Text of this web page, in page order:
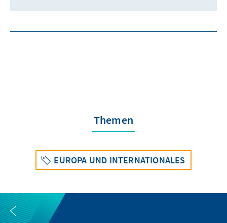
Themen
EUROPA UND INTERNATIONALES